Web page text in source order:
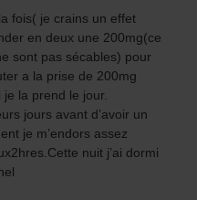
fois( je crains un effet
en deux une 200mg(ce
sont pas sécables) pour
a la prise de 200mg
la prend le jour.
jours avant d’avoir un
je m’endors assez
nuit j’ai dormi